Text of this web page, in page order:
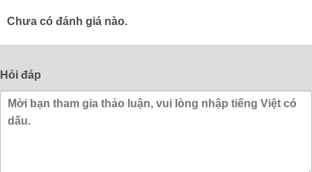
Chưa có đánh giá nào.
Hỏi đáp